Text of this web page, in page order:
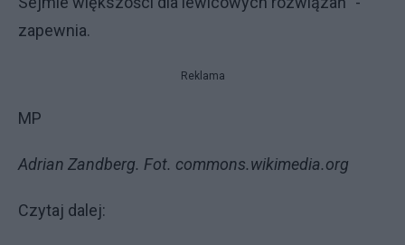
zapewnia.
Reklama
MP
Adrian Zandberg. Fot. commons.wikimedia.org
Czytaj dalej: